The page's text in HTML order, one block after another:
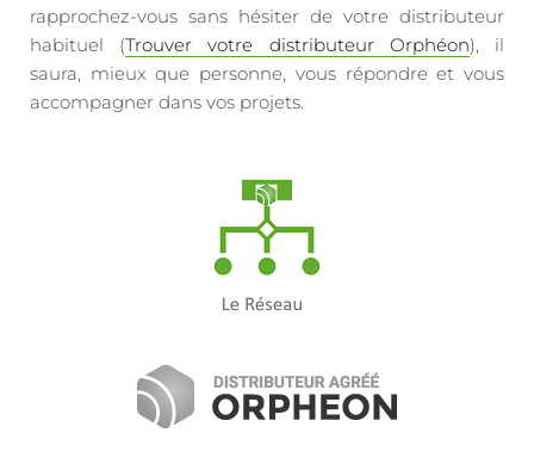
rapprochez-vous sans hésiter de votre distributeur
habituel (Trouver votre distributeur Orphéon), il
saura, mieux que personne, vous répondre et vous
accompagner dans vos projets.